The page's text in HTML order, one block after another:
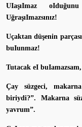
UIaşıImaz
UğraşıImazsınız!
Uçaktan düşenin
buIunmaz!
Tutacak eI
Çay süzgeci,
biriydi?”. Makarna
yavrum”.